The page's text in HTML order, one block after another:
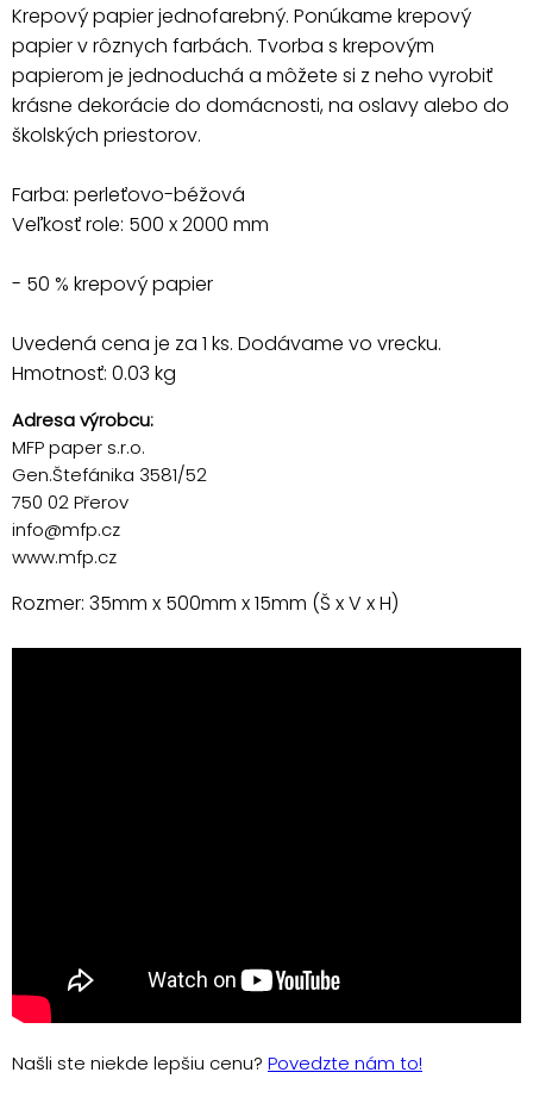
Krepový papier jednofarebný. Ponúkame krepový
papier v rôznych farbách. Tvorba s krepovým
papierom je jednoduchá a môžete si z neho vyrobiť
krásne dekorácie do domácnosti, na oslavy alebo do
školských priestorov.
Farba: perleťovo-béžová
Veľkosť role: 500 x 2000 mm
- 50 % krepový papier
Uvedená cena je za 1 ks. Dodávame vo vrecku.
Hmotnosť: 0.03 kg
Adresa výrobcu:
MFP paper s.r.o.
Gen.Štefánika 3581/52
750 02 Přerov
info@mfp.cz
www.mfp.cz
Rozmer: 35mm x 500mm x 15mm (Š x V x H)
Našli ste niekde lepšiu cenu? Povedzte nám to!